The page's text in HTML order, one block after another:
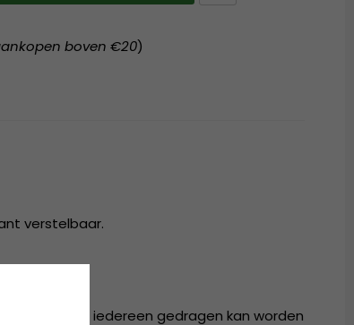
boven €20)
verstelbaar.
die door iedereen gedragen kan worden